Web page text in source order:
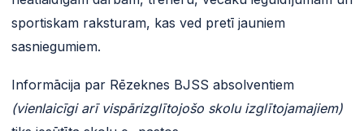
sportiskam raksturam, kas ved pretī jauniem
sasniegumiem.
Informācija par Rēzeknes BJSS absolventiem
(vienlaicīgi arī vispārizglītojošo skolu izglītojamajiem)